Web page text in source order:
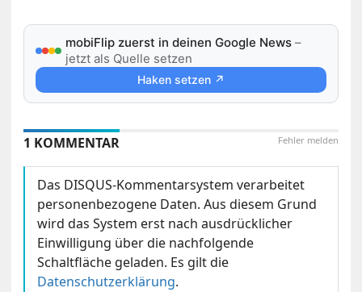
mobiFlip zuerst in deinen Google News –
jetzt als Quelle setzen
Haken setzen ↗
Fehler melden
1 KOMMENTAR
Das DISQUS-Kommentarsystem verarbeitet
personenbezogene Daten. Aus diesem Grund
wird das System erst nach ausdrücklicher
Einwilligung über die nachfolgende
Schaltfläche geladen. Es gilt die
Datenschutzerklärung.